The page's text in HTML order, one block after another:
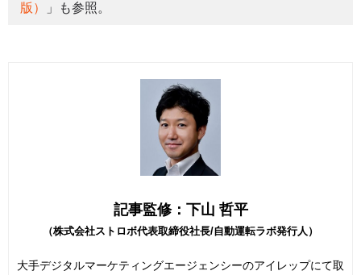
版）
」も参照。
記事監修：下山 哲平
（株式会社ストロボ代表取締役社長/自動運転ラボ発行人）
大手デジタルマーケティングエージェンシーのアイレップにて取